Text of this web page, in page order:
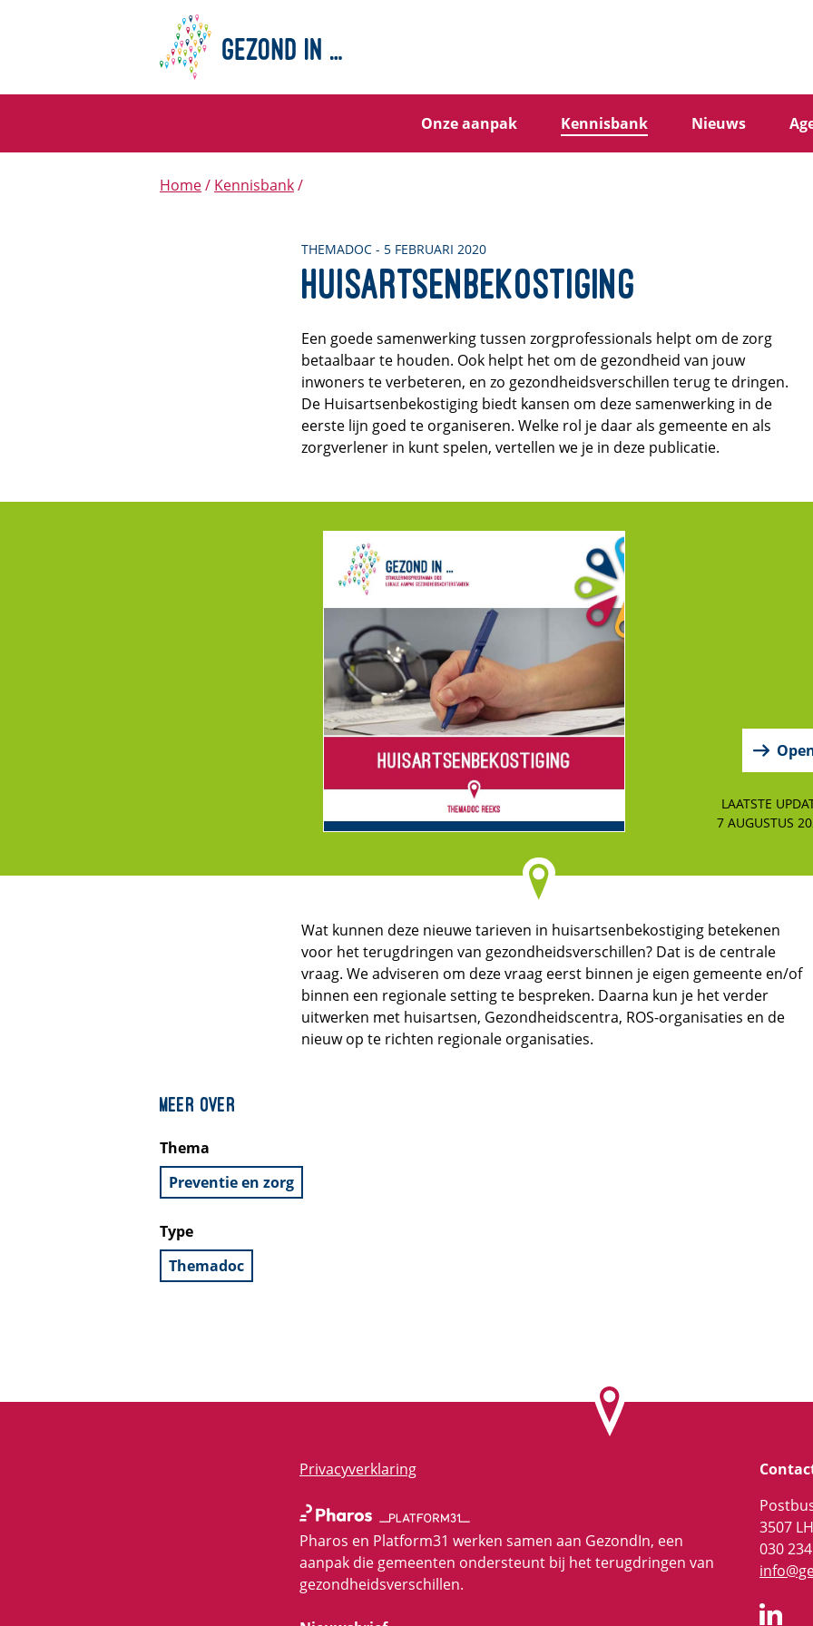
Onze aanpak Kennisbank Nieuws
Home Kennisbank
THEMADOC - 5 FEBRUARI 2020
Huisartsenbekostiging
Een goede samenwerking tussen zorgprofessionals helpt om de zorg
betaalbaar te houden. Ook helpt het om de gezondheid van jouw
inwoners te verbeteren, en zo gezondheidsverschillen terug te dringen.
De Huisartsenbekostiging biedt kansen om deze samenwerking in de
eerste lijn goed te organiseren. Welke rol je daar als gemeente en als
zorgverlener in kunt spelen, vertellen we je in deze publicatie.
LAATSTE
7 AUGUSTUS
Wat kunnen deze nieuwe tarieven in huisartsenbekostiging betekenen
voor het terugdringen van gezondheidsverschillen? Dat is de centrale
vraag. We adviseren om deze vraag eerst binnen je eigen gemeente en/of
binnen een regionale setting te bespreken. Daarna kun je het verder
uitwerken met huisartsen, Gezondheidscentra, ROS-organisaties en de
nieuw op te richten regionale organisaties.
Meer over
Thema
Preventie en zorg
Type
Themadoc
Privacyverklaring
Pharos en Platform31 werken samen aan GezondIn, een
aanpak die gemeenten ondersteunt bij het terugdringen van
gezondheidsverschillen.
3507
030